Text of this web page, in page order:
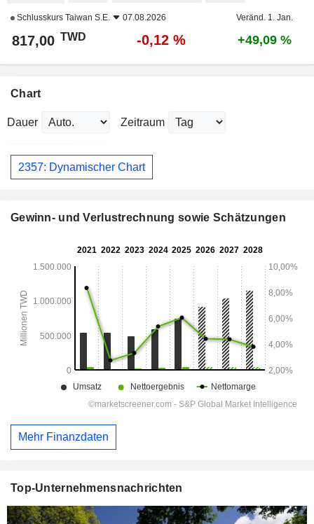
Schlusskurs Taiwan S.E. 07.08.2026 Veränd. 1. Jan.
817,00 TWD -0,12 % +49,09 %
Chart
Dauer Zeitraum
2357: Dynamischer Chart
Gewinn- und Verlustrechnung sowie Schätzungen
Mehr Finanzdaten
Top-Unternehmensnachrichten